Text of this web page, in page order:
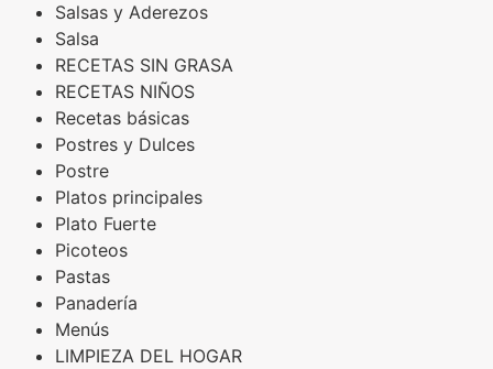
Salsas y Aderezos
Salsa
RECETAS SIN GRASA
RECETAS NIÑOS
Recetas básicas
Postres y Dulces
Postre
Platos principales
Plato Fuerte
Picoteos
Pastas
Panadería
Menús
LIMPIEZA DEL HOGAR